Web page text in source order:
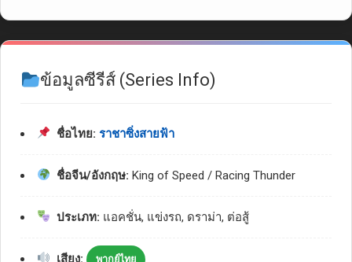
ข้อมูลซีรีส์ (Series Info)
ชื่อไทย: ราชาซิ่งสายฟ้า
ชื่อจีน/อังกฤษ: King of Speed / Racing Thunder
ประเภท: แอคชั่น, แข่งรถ, ดราม่า, ต่อสู้
เสียง: พากย์ไทย